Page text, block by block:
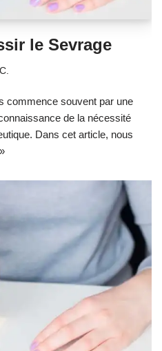
le Sevrage
commence souvent par une
de la nécessité
Dans cet article, nous